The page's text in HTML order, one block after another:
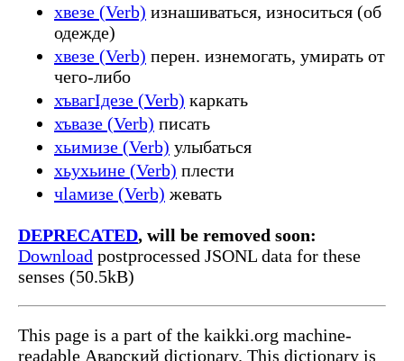
хвезе (Verb) изнашиваться, износиться (об
одежде)
хвезе (Verb) перен. изнемогать, умирать от
чего-либо
хъвагІдезе (Verb) каркать
хъвазе (Verb) писать
хьимизе (Verb) улыбаться
хьухьине (Verb) плести
чӏамизе (Verb) жевать
DEPRECATED, will be removed soon:
Download postprocessed JSONL data for these
senses (50.5kB)
This page is a part of the kaikki.org machine-
readable Аварский dictionary. This dictionary is